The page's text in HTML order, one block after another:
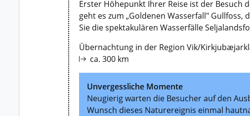
Erster Höhepunkt Ihrer Reise ist der Besuch
geht es zum „Goldenen Wasserfall"
Sie die spektakulären Wasserfälle
Übernachtung in der Region Vik/
ca. 300 km
Unvergessliche Momente
Neugierig warten die Besucher auf den
Wunsch dieses Naturereignis einmal